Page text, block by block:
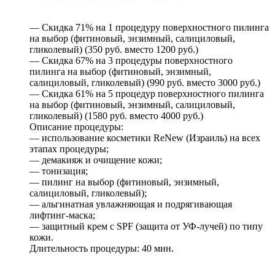
— Скидка 71% на 1 процедуру поверхностного пилинга
на выбор (фитиновый, энзимный, салициловый,
гликолевый) (350 руб. вместо 1200 руб.)
— Скидка 67% на 3 процедуры поверхностного
пилинга на выбор (фитиновый, энзимный,
салициловый, гликолевый) (990 руб. вместо 3000 руб.)
— Скидка 61% на 5 процедур поверхностного пилинга
на выбор (фитиновый, энзимный, салициловый,
гликолевый) (1580 руб. вместо 4000 руб.)
Описание процедуры:
— использование косметики ReNew (Израиль) на всех
этапах процедуры;
— демакияж и очищение кожи;
— тонизация;
— пилинг на выбор (фитиновый, энзимный,
салициловый, гликолевый);
— альгинатная увлажняющая и подрягивающая
лифтинг-маска;
— защитный крем с SPF (защита от УФ-лучей) по типу
кожи.
Длительность процедуры: 40 мин.